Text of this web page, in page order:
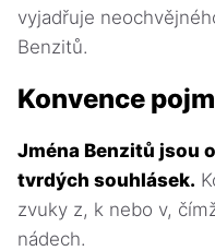
vyjadřuje
Benzitů.
Konvence
Jména Benzitů jsou
tvrdých souhlásek.
zvuky z, k nebo v,
nádech.